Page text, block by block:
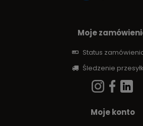
Moje
Status
Śledzenie
Moje konto